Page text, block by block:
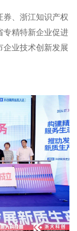
券、浙江知识产权
专精特新企业促进
企业技术创新发展